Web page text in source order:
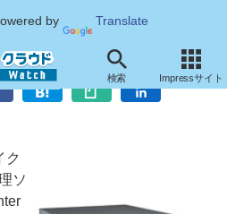
by Translate
検索 Impressサイト
2010」を同梱したサーバー新製品
ク
ソ